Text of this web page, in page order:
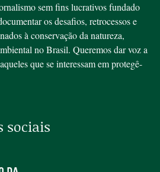
sem fins lucrativos fundado
os desafios, retrocessos e
à conservação da natureza,
no Brasil. Queremos dar voz a
que se interessam em protegê-
sociais